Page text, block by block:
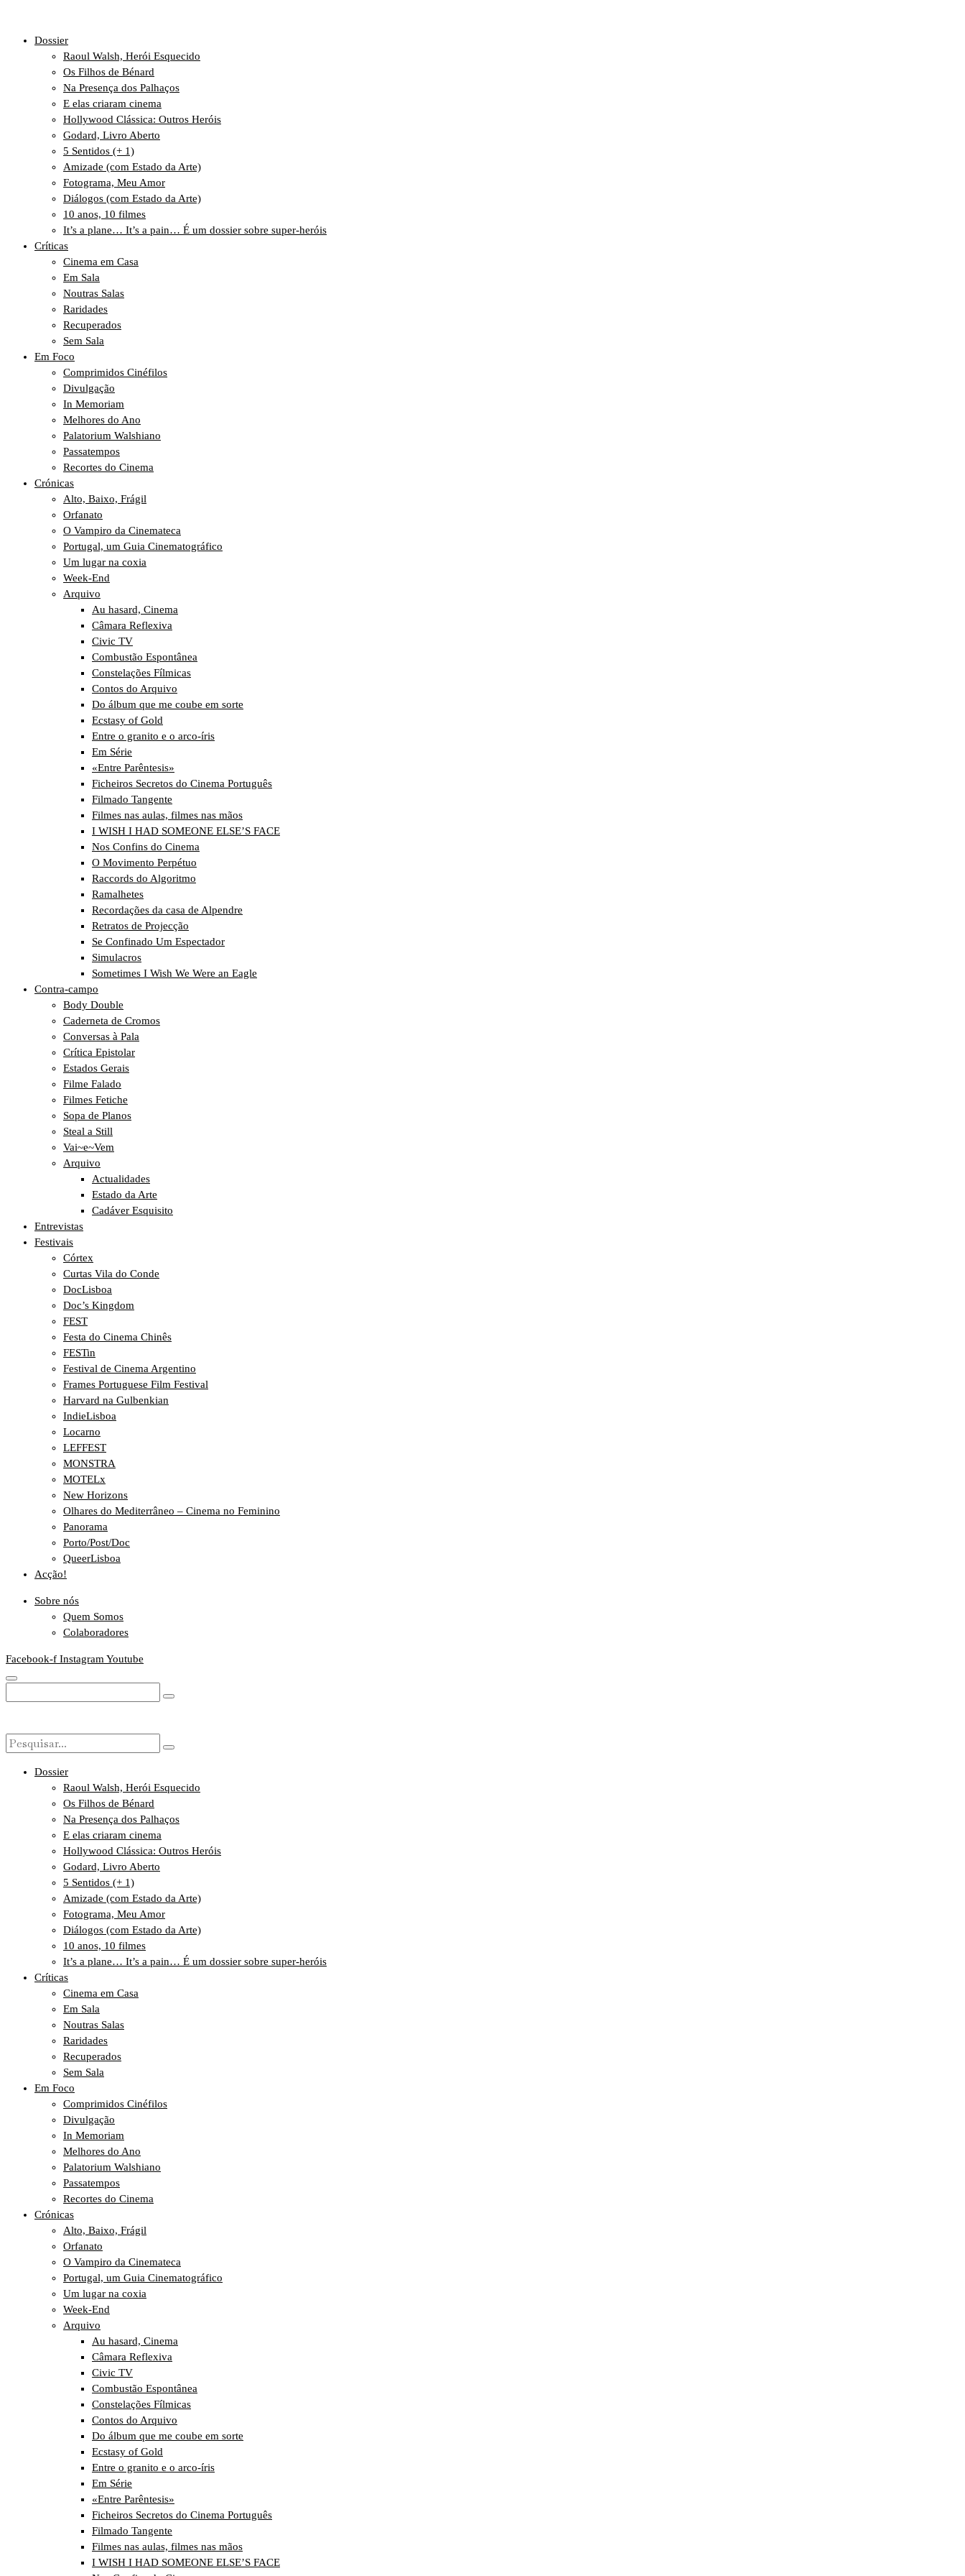
Dossier
Raoul Walsh, Herói Esquecido
Os Filhos de Bénard
Na Presença dos Palhaços
E elas criaram cinema
Hollywood Clássica: Outros Heróis
Godard, Livro Aberto
5 Sentidos (+ 1)
Amizade (com Estado da Arte)
Fotograma, Meu Amor
Diálogos (com Estado da Arte)
10 anos, 10 filmes
It’s a plane… It’s a pain… É um dossier sobre super-heróis
Críticas
Cinema em Casa
Em Sala
Noutras Salas
Raridades
Recuperados
Sem Sala
Em Foco
Comprimidos Cinéfilos
Divulgação
In Memoriam
Melhores do Ano
Palatorium Walshiano
Passatempos
Recortes do Cinema
Crónicas
Alto, Baixo, Frágil
Orfanato
O Vampiro da Cinemateca
Portugal, um Guia Cinematográfico
Um lugar na coxia
Week-End
Arquivo
Au hasard, Cinema
Câmara Reflexiva
Civic TV
Combustão Espontânea
Constelações Fílmicas
Contos do Arquivo
Do álbum que me coube em sorte
Ecstasy of Gold
Entre o granito e o arco-íris
Em Série
«Entre Parêntesis»
Ficheiros Secretos do Cinema Português
Filmado Tangente
Filmes nas aulas, filmes nas mãos
I WISH I HAD SOMEONE ELSE’S FACE
Nos Confins do Cinema
O Movimento Perpétuo
Raccords do Algoritmo
Ramalhetes
Recordações da casa de Alpendre
Retratos de Projecção
Se Confinado Um Espectador
Simulacros
Sometimes I Wish We Were an Eagle
Contra-campo
Body Double
Caderneta de Cromos
Conversas à Pala
Crítica Epistolar
Estados Gerais
Filme Falado
Filmes Fetiche
Sopa de Planos
Steal a Still
Vai~e~Vem
Arquivo
Actualidades
Estado da Arte
Cadáver Esquisito
Entrevistas
Festivais
Córtex
Curtas Vila do Conde
DocLisboa
Doc’s Kingdom
FEST
Festa do Cinema Chinês
FESTin
Festival de Cinema Argentino
Frames Portuguese Film Festival
Harvard na Gulbenkian
IndieLisboa
Locarno
LEFFEST
MONSTRA
MOTELx
New Horizons
Olhares do Mediterrâneo – Cinema no Feminino
Panorama
Porto/Post/Doc
QueerLisboa
Acção!
Sobre nós
Quem Somos
Colaboradores
Facebook-f Instagram Youtube
Dossier
Raoul Walsh, Herói Esquecido
Os Filhos de Bénard
Na Presença dos Palhaços
E elas criaram cinema
Hollywood Clássica: Outros Heróis
Godard, Livro Aberto
5 Sentidos (+ 1)
Amizade (com Estado da Arte)
Fotograma, Meu Amor
Diálogos (com Estado da Arte)
10 anos, 10 filmes
It’s a plane… It’s a pain… É um dossier sobre super-heróis
Críticas
Cinema em Casa
Em Sala
Noutras Salas
Raridades
Recuperados
Sem Sala
Em Foco
Comprimidos Cinéfilos
Divulgação
In Memoriam
Melhores do Ano
Palatorium Walshiano
Passatempos
Recortes do Cinema
Crónicas
Alto, Baixo, Frágil
Orfanato
O Vampiro da Cinemateca
Portugal, um Guia Cinematográfico
Um lugar na coxia
Week-End
Arquivo
Au hasard, Cinema
Câmara Reflexiva
Civic TV
Combustão Espontânea
Constelações Fílmicas
Contos do Arquivo
Do álbum que me coube em sorte
Ecstasy of Gold
Entre o granito e o arco-íris
Em Série
«Entre Parêntesis»
Ficheiros Secretos do Cinema Português
Filmado Tangente
Filmes nas aulas, filmes nas mãos
I WISH I HAD SOMEONE ELSE’S FACE